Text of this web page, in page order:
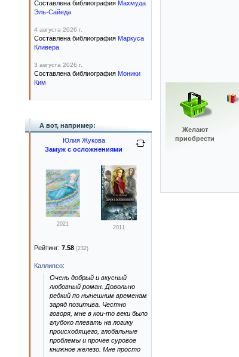
Желают
приобрести
Составлена библиография Махмуда
Эль-Сайеда
4 августа 2026 г.
Составлена библиография Маркуса
Кливера
3 августа 2026 г.
Составлена библиография Моники
Ким
А вот, например:
Юлия Жукова
Замуж с осложнениями
2021
2011
Рейтинг: 7.58 (232)
Каллипсо:
Очень добрый и вкусный
любовный роман. Довольно
редкий по нынешним временам
заряд позитива. Честно
говоря, мне в кои-то веки было
глубоко плевать на логику
происходящего, глобальные
проблемы и прочее суровое
книжное железо. Мне просто